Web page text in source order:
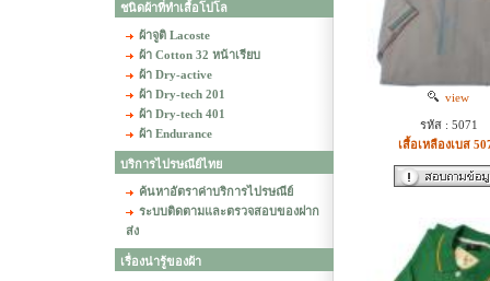
ชนิดผ้าที่ทำเสื้อโปโล
ผ้าจูติ Lacoste
ผ้า Cotton 32 หน้าเรียบ
ผ้า Dry-active
ผ้า Dry-tech 201
ผ้า Dry-tech 401
ผ้า Endurance
บริการไปรษณีย์ไทย
ค้นหาอัตราค่าบริการไปรษณีย์
ระบบติดตามและตรวจสอบของฝาก
ส่ง
เรื่องน่ารู้ของผ้า
view
รหัส : 5071
เสื้อเหลืองเบส